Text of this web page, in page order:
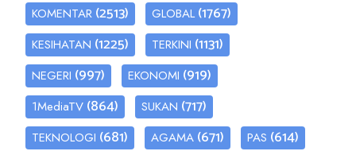
KOMENTAR (2513) GLOBAL (1767)
KESIHATAN (1225) TERKINI (1131)
NEGERI (997) EKONOMI (919)
1MediaTV (864) SUKAN (717)
TEKNOLOGI (681) AGAMA (671) PAS (614)